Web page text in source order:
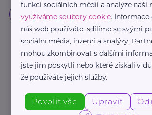
funkcí sociálních médií a analýze naší
využíváme soubory cookie. Informace
náš web používáte, sdílíme se svými
sociální média, inzerci a analýzy.
mohou zkombinovat s dalšími
jste jim poskytli nebo které získali v
že používáte jejich služby.
Povolit vše Upravit